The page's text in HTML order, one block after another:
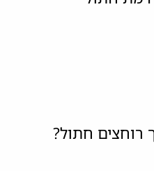
רוחצים חתול?